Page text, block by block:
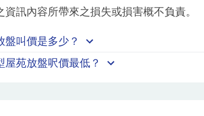
資訊內容所帶來之損失或損害概不負責。
盤叫價是多少？
屋苑放盤呎價最低？